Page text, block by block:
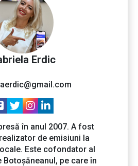
Erdic
în anul 2007. A fost
de emisiuni la
Este cofondator al
Botoșăneanul, pe care în